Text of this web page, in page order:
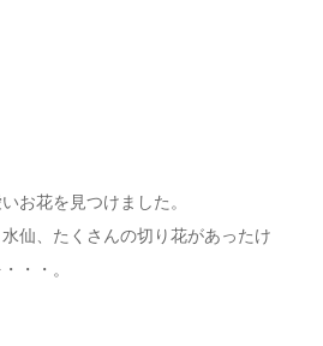
お花を見つけました。
仙、たくさんの切り花があったけ
・・。